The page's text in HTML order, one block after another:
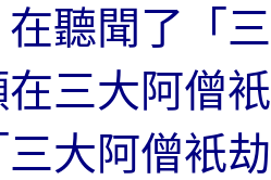
在聽聞了「
三大阿僧
大阿僧衹